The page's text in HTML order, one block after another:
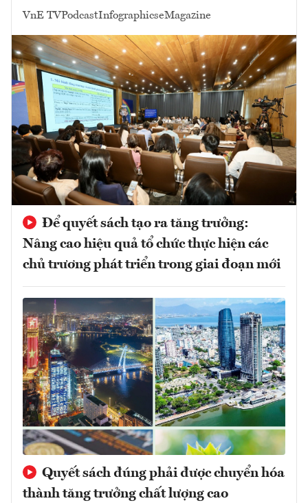
VnE TVPodcastInfographicseMagazine
Để quyết sách tạo ra tăng trưởng:
Nâng cao hiệu quả tổ chức thực hiện các
chủ trương phát triển trong giai đoạn mới
Quyết sách đúng phải được chuyển hóa
thành tăng trưởng chất lượng cao